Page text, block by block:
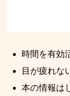
時間を有効
目が疲れな
本の情報は